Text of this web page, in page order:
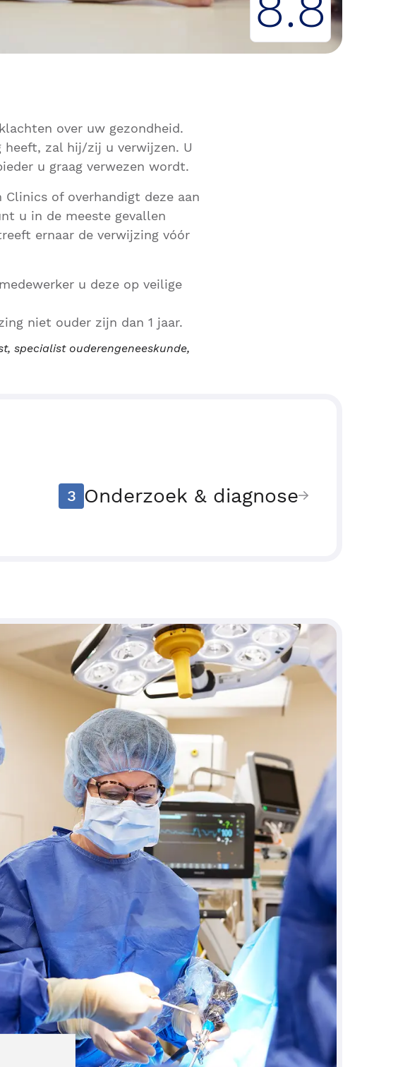
over uw gezondheid.
zal hij/zij u verwijzen. U
u graag verwezen wordt.
of overhandigt deze aan
u in de meeste gevallen
ernaar de verwijzing vóór
u deze op veilige
niet ouder zijn dan 1 jaar.
specialist ouderengeneeskunde,
3 Onderzoek & diagnose